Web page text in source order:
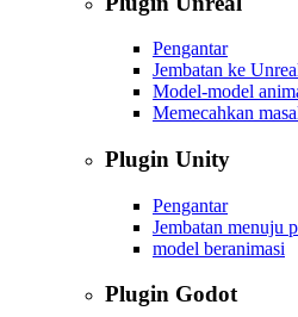
Pengantar
Jembatan ke
Model-model
Memecahkan
Plugin Unity
Pengantar
Jembatan menuju
model beranimasi
Plugin Godot